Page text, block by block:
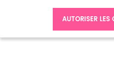
AUTORISER LES
Breloque Main de